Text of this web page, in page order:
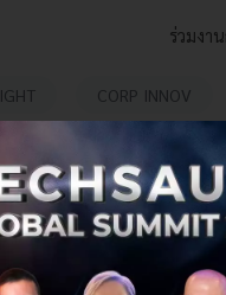
ร่วมงา
CORP INNOV
ป็นต้อง Digital? Praxis ผู้สร้